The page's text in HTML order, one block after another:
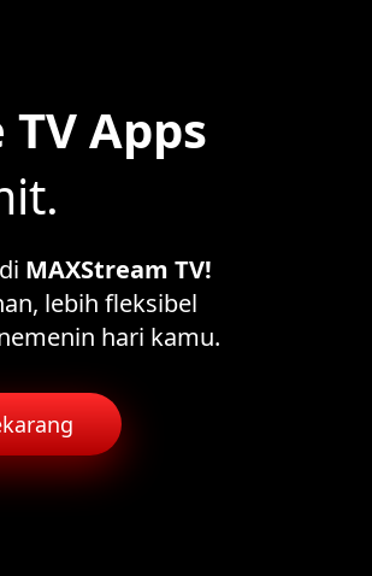
Apps
MAXStream TV!
lebih fleksibel
hari kamu.